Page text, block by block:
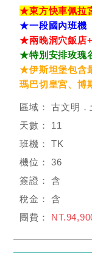
★東方快車佩拉
★一段國內班機
★兩晚洞穴飯店
★特別安排玫瑰
★伊斯坦堡包含
瑪巴切皇宮、博
古文明．
11
TK
36
含
含